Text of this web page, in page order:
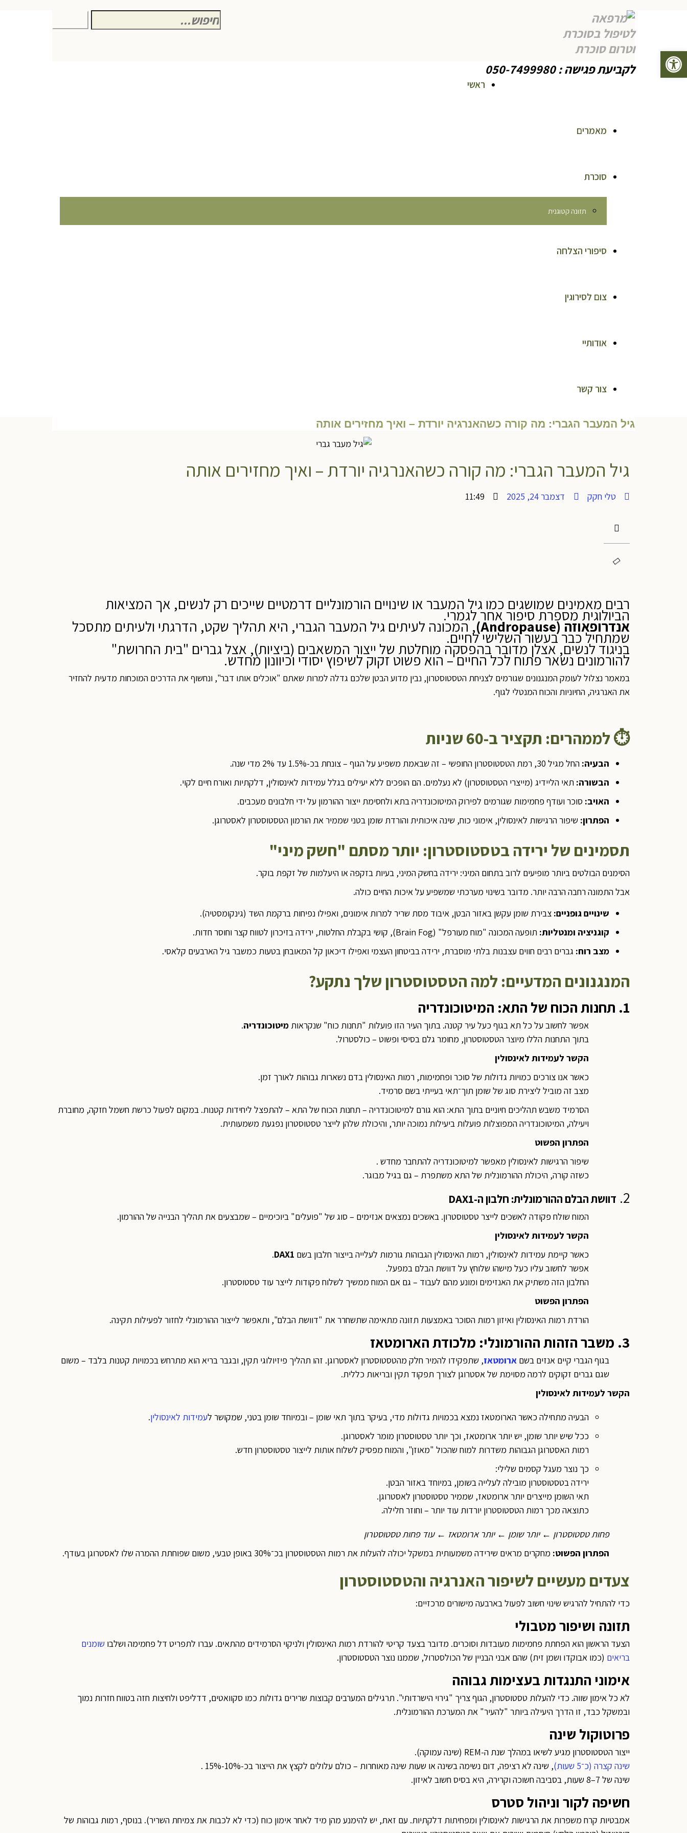
חיפוש
עבור:
לקביעת פגישה : 050-7499980
ראשי
מאמרים
סוכרת
תזונה קטוגנית
סיפורי הצלחה
צום לסירוגין
אודותיי
צור קשר
גיל המעבר הגברי: מה קורה כשהאנרגיה יורדת – ואיך מחזירים אותה
גיל המעבר הגברי: מה קורה כשהאנרגיה יורדת – ואיך מחזירים אותה
טלי חקק דצמבר 24, 2025 11:49
רבים מאמינים שמושגים כמו גיל המעבר או שינויים הורמונליים דרמטיים שייכים רק לנשים, אך המציאות
הביולוגית מספרת סיפור אחר לגמרי.
אנדרופאוזה (Andropause
), המכונה לעיתים גיל המעבר הגברי, היא תהליך שקט, הדרגתי ולעיתים מתסכל
שמתחיל כבר בעשור השלישי לחיים.
בניגוד לנשים, אצלן מדובר בהפסקה מוחלטת של ייצור המשאבים (ביציות), אצל גברים "בית החרושת"
להורמונים נשאר פתוח לכל החיים – הוא פשוט זקוק לשיפוץ יסודי וכיוונון מחדש.
במאמר נצלול לעומק המנגנונים שגורמים לצניחת הטסטוסטרון, נבין מדוע הבטן שלכם גדלה למרות שאתם "אוכלים אותו דבר", ונחשוף את הדרכים המוכחות מדעית להחזיר
את האנרגיה, החיוניות והכוח המנטלי לגוף.
⏱️לממהרים: תקציר ב-60 שניות
הבעיה: החל מגיל 30, רמת הטסטוסטרון החופשי – זה שבאמת משפיע על הגוף – צונחת בכ-1.5% עד 2% מדי שנה.
הבשורה: תאי הליידיג (מייצרי הטסטוסטרון) לא נעלמים. הם הופכים ללא יעילים בגלל עמידות לאינסולין, דלקתיות ואורח חיים לקוי.
האויב: סוכר ועודף פחמימות שגורמים לפירוק המיטוכונדריה בתא ולחסימת ייצור ההורמון על ידי חלבונים מעכבים.
הפתרון: שיפור הרגישות לאינסולין, אימוני כוח, שינה איכותית והורדת שומן בטני שממיר את הורמון הטסטוסטרון לאסטרוגן.
תסמינים של ירידה בטסטוסטרון: יותר מסתם "חשק מיני"
הסימנים הבולטים ביותר מופיעים לרוב בתחום המיני: ירידה בחשק המיני, בעיות בזקפה או היעלמות של זקפת בוקר.
אבל התמונה רחבה הרבה יותר. מדובר בשינוי מערכתי שמשפיע על איכות החיים כולה.
שינויים גופניים: צבירת שומן עקשן באזור הבטן, איבוד מסת שריר למרות אימונים, ואפילו נפיחות ברקמת השד (גינקומסטיה).
קוגניציה ומנטליות: תופעה המכונה "מוח מעורפל" (Brain Fog), קושי בקבלת החלטות, ירידה בזיכרון לטווח קצר וחוסר חדות.
מצב רוח: גברים רבים חווים עצבנות בלתי מוסברת, ירידה בביטחון העצמי ואפילו דיכאון קל המאובחן בטעות כמשבר גיל הארבעים קלאסי.
המנגנונים המדעיים: למה הטסטוסטרון שלך נתקע?
1. תחנות הכוח של התא: המיטוכונדריה
אפשר לחשוב על כל תא בגוף כעל עיר קטנה. בתוך העיר הזו פועלות "תחנות כוח" שנקראות מיטוכונדריה.
בתוך התחנות הללו מיוצר הטסטוסטרון, מחומר גלם בסיסי ופשוט – כולסטרול.
הקשר לעמידות לאינסולין
כאשר אנו צורכים כמויות גדולות של סוכר ופחמימות, רמות האינסולין בדם נשארות גבוהות לאורך זמן.
מצב זה מוביל ליצירת סוג של שומן תוך־תאי בעייתי בשם סרמיד.
הסרמיד משבש תהליכים חיוניים בתוך התא: הוא גורם למיטוכונדריה – תחנות הכוח של התא – להתפצל ליחידות קטנות. במקום לפעול כרשת חשמל חזקה, מחוברת
ויעילה, המיטוכונדריה המפוצלות פועלות ביעילות נמוכה יותר, והיכולת שלהן לייצר טסטוסטרון נפגעת משמעותית.
הפתרון הפשוט
שיפור הרגישות לאינסולין מאפשר למיטוכונדריה להתחבר מחדש .
כשזה קורה, היכולת ההורמונלית של התא משתפרת – גם בגיל מבוגר.
2. דוושת הבלם ההורמונלית: חלבון ה-DAX1
המוח שולח פקודה לאשכים לייצר טסטוסטרון. באשכים נמצאים אנזימים – סוג של "פועלים" ביוכימיים – שמבצעים את תהליך הבנייה של ההורמון.
הקשר לעמידות לאינסולין
כאשר קיימת עמידות לאינסולין, רמות האינסולין הגבוהות גורמות לעלייה בייצור חלבון בשם DAX1
.
אפשר לחשוב עליו כעל מישהו שלוחץ על דוושת הבלם במפעל.
החלבון הזה משתיק את האנזימים ומונע מהם לעבוד – גם אם המוח ממשיך לשלוח פקודות לייצר עוד טסטוסטרון.
הפתרון הפשוט
הורדת רמות האינסולין ואיזון רמות הסוכר באמצעות תזונה מתאימה שתשחרר את "דוושת הבלם", ותאפשר לייצור ההורמונלי לחזור לפעילות תקינה.
3. משבר הזהות ההורמונלי: מלכודת הארומטאז
בגוף הגברי קיים אנזים בשם ארומטאז, שתפקידו להמיר חלק מהטסטוסטרון לאסטרוגן. זהו תהליך פיזיולוגי תקין, ובגבר בריא הוא מתרחש בכמויות קטנות בלבד – משום
שגם גברים זקוקים לרמה מסוימת של אסטרוגן לצורך תפקוד תקין ובריאות כללית.
הקשר לעמידות לאינסולין
הבעיה מתחילה כאשר הארומטאז נמצא בכמויות גדולות מדי, בעיקר בתוך תאי שומן – ובמיוחד שומן בטני, שמקושר לעמידות לאינסולין.
ככל שיש יותר שומן, יש יותר ארומטאז, וכך יותר טסטוסטרון מומר לאסטרוגן.
רמות האסטרוגן הגבוהות משדרות למוח שהכול "מאוזן", והמוח מפסיק לשלוח אותות לייצור טסטוסטרון חדש.
כך נוצר מעגל קסמים שלילי:
ירידה בטסטוסטרון מובילה לעלייה בשומן, במיוחד באזור הבטן.
תאי השומן מייצרים יותר ארומטאז, שממיר טסטוסטרון לאסטרוגן.
כתוצאה מכך רמות הטסטוסטרון יורדות עוד יותר – וחוזר חלילה.
פחות טסטוסטרון ← יותר שומן ← יותר ארומטאז ← עוד פחות טסטוסטרון
הפתרון הפשוט: מחקרים מראים שירידה משמעותית במשקל יכולה להעלות את רמות הטסטוסטרון בכ־30% באופן טבעי, משום שפוחתת ההמרה שלו לאסטרוגן בעודף.
צעדים מעשיים לשיפור האנרגיה והטסטוסטרון
כדי להתחיל להרגיש שינוי חשוב לפעול בארבעה מישורים מרכזיים:
תזונה ושיפור מטבולי
הצעד הראשון הוא הפחתת פחמימות מעובדות וסוכרים. מדובר בצעד קריטי להורדת רמות האינסולין ולניקוי הסרמידים מהתאים. עברו לתפריט דל פחמימה ושלבו שומנים
בריאים (כמו אבוקדו ושמן זית) שהם אבני הבניין של הכולסטרול, שממנו נוצר הטסטוסטרון.
אימוני התנגדות בעצימות גבוהה
לא כל אימון שווה. כדי להעלות טסטוסטרון, הגוף צריך "גירוי הישרדותי". תרגילים המערבים קבוצות שרירים גדולות כמו סקוואטים, דדליפט ולחיצות חזה בטווח חזרות נמוך
ובמשקל כבד, זו הדרך היעילה ביותר "להעיר" את המערכת ההורמונלית.
פרוטוקול שינה
ייצור הטסטוסטרון מגיע לשיאו במהלך שנת ה-REM (שינה עמוקה).
שינה קצרה (כ־5 שעות)
, שינה לא רציפה, דום נשימה בשינה או שעות שינה מאוחרות – כולם עלולים לקצץ את הייצור בכ-10%-15% .
שינה של 7–8 שעות, בסביבה חשוכה וקרירה, היא בסיס חשוב לאיזון.
חשיפה לקור וניהול סטרס
אמבטיות קרח משפרות את הרגישות לאינסולין ומפחיתות דלקתיות. עם זאת, יש להימנע מהן מיד לאחר אימון כוח (כדי לא לכבות את צמיחת השריר). בנוסף, רמות גבוהות של
פתח סרגל נגישות